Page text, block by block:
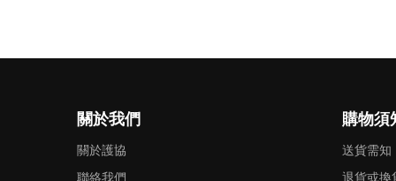
望
關於我們
關於護協
聯絡我們
購物須
送貨需知
退貨或換